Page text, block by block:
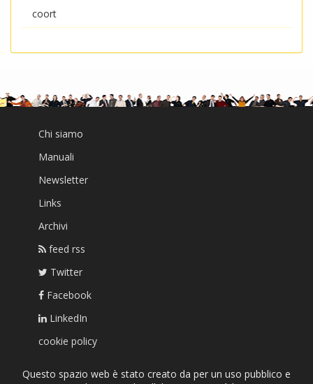
coort
Chi siamo
Manuali
Newsletter
Links
Archivi
feed rss
Twitter
Facebook
LinkedIn
cookie policy
Questo spazio web è stato creato da per un uso pubblico e